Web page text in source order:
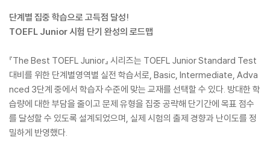
단계별 집중 학습으로 고득점 달성!
TOEFL Junior 시험 단기 완성의 로드맵
『The Best TOEFL Junior』 시리즈는 TOEFL Junior Standard Test
대비를 위한 단계별영역별 실전 학습서로, Basic, Intermediate, Adva
nced 3단계 중에서 학습자 수준에 맞는 교재를 선택할 수 있다. 방대한 학
습량에 대한 부담을 줄이고 문제 유형을 집중 공략해 단기간에 목표 점수
를 달성할 수 있도록 설계되었으며, 실제 시험의 출제 경향과 난이도를 정
밀하게 반영했다.